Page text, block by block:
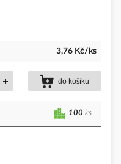
3,76 Kč/ks
do košíku
100 ks